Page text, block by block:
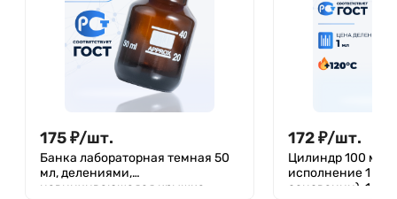
175₽/шт.
Банка лабораторная темная 50
мл, делениями,
навинчивающаяся крышка,
172₽/шт.
Цилиндр 100 мл
исполнение 1 -
основании), 1-